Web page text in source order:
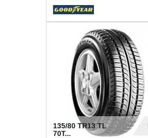
135/80 TR13 TL
70T...